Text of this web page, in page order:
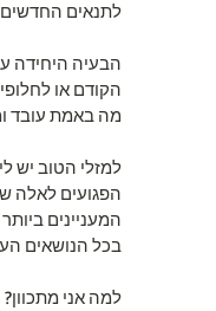
לתנאים החדשים
הבעיה היחידה
הקודם או
מה באמת עובד
למזלי הטוב יש
הפגועים לאלה
המעניינים
בכל הנושאים
למה אני